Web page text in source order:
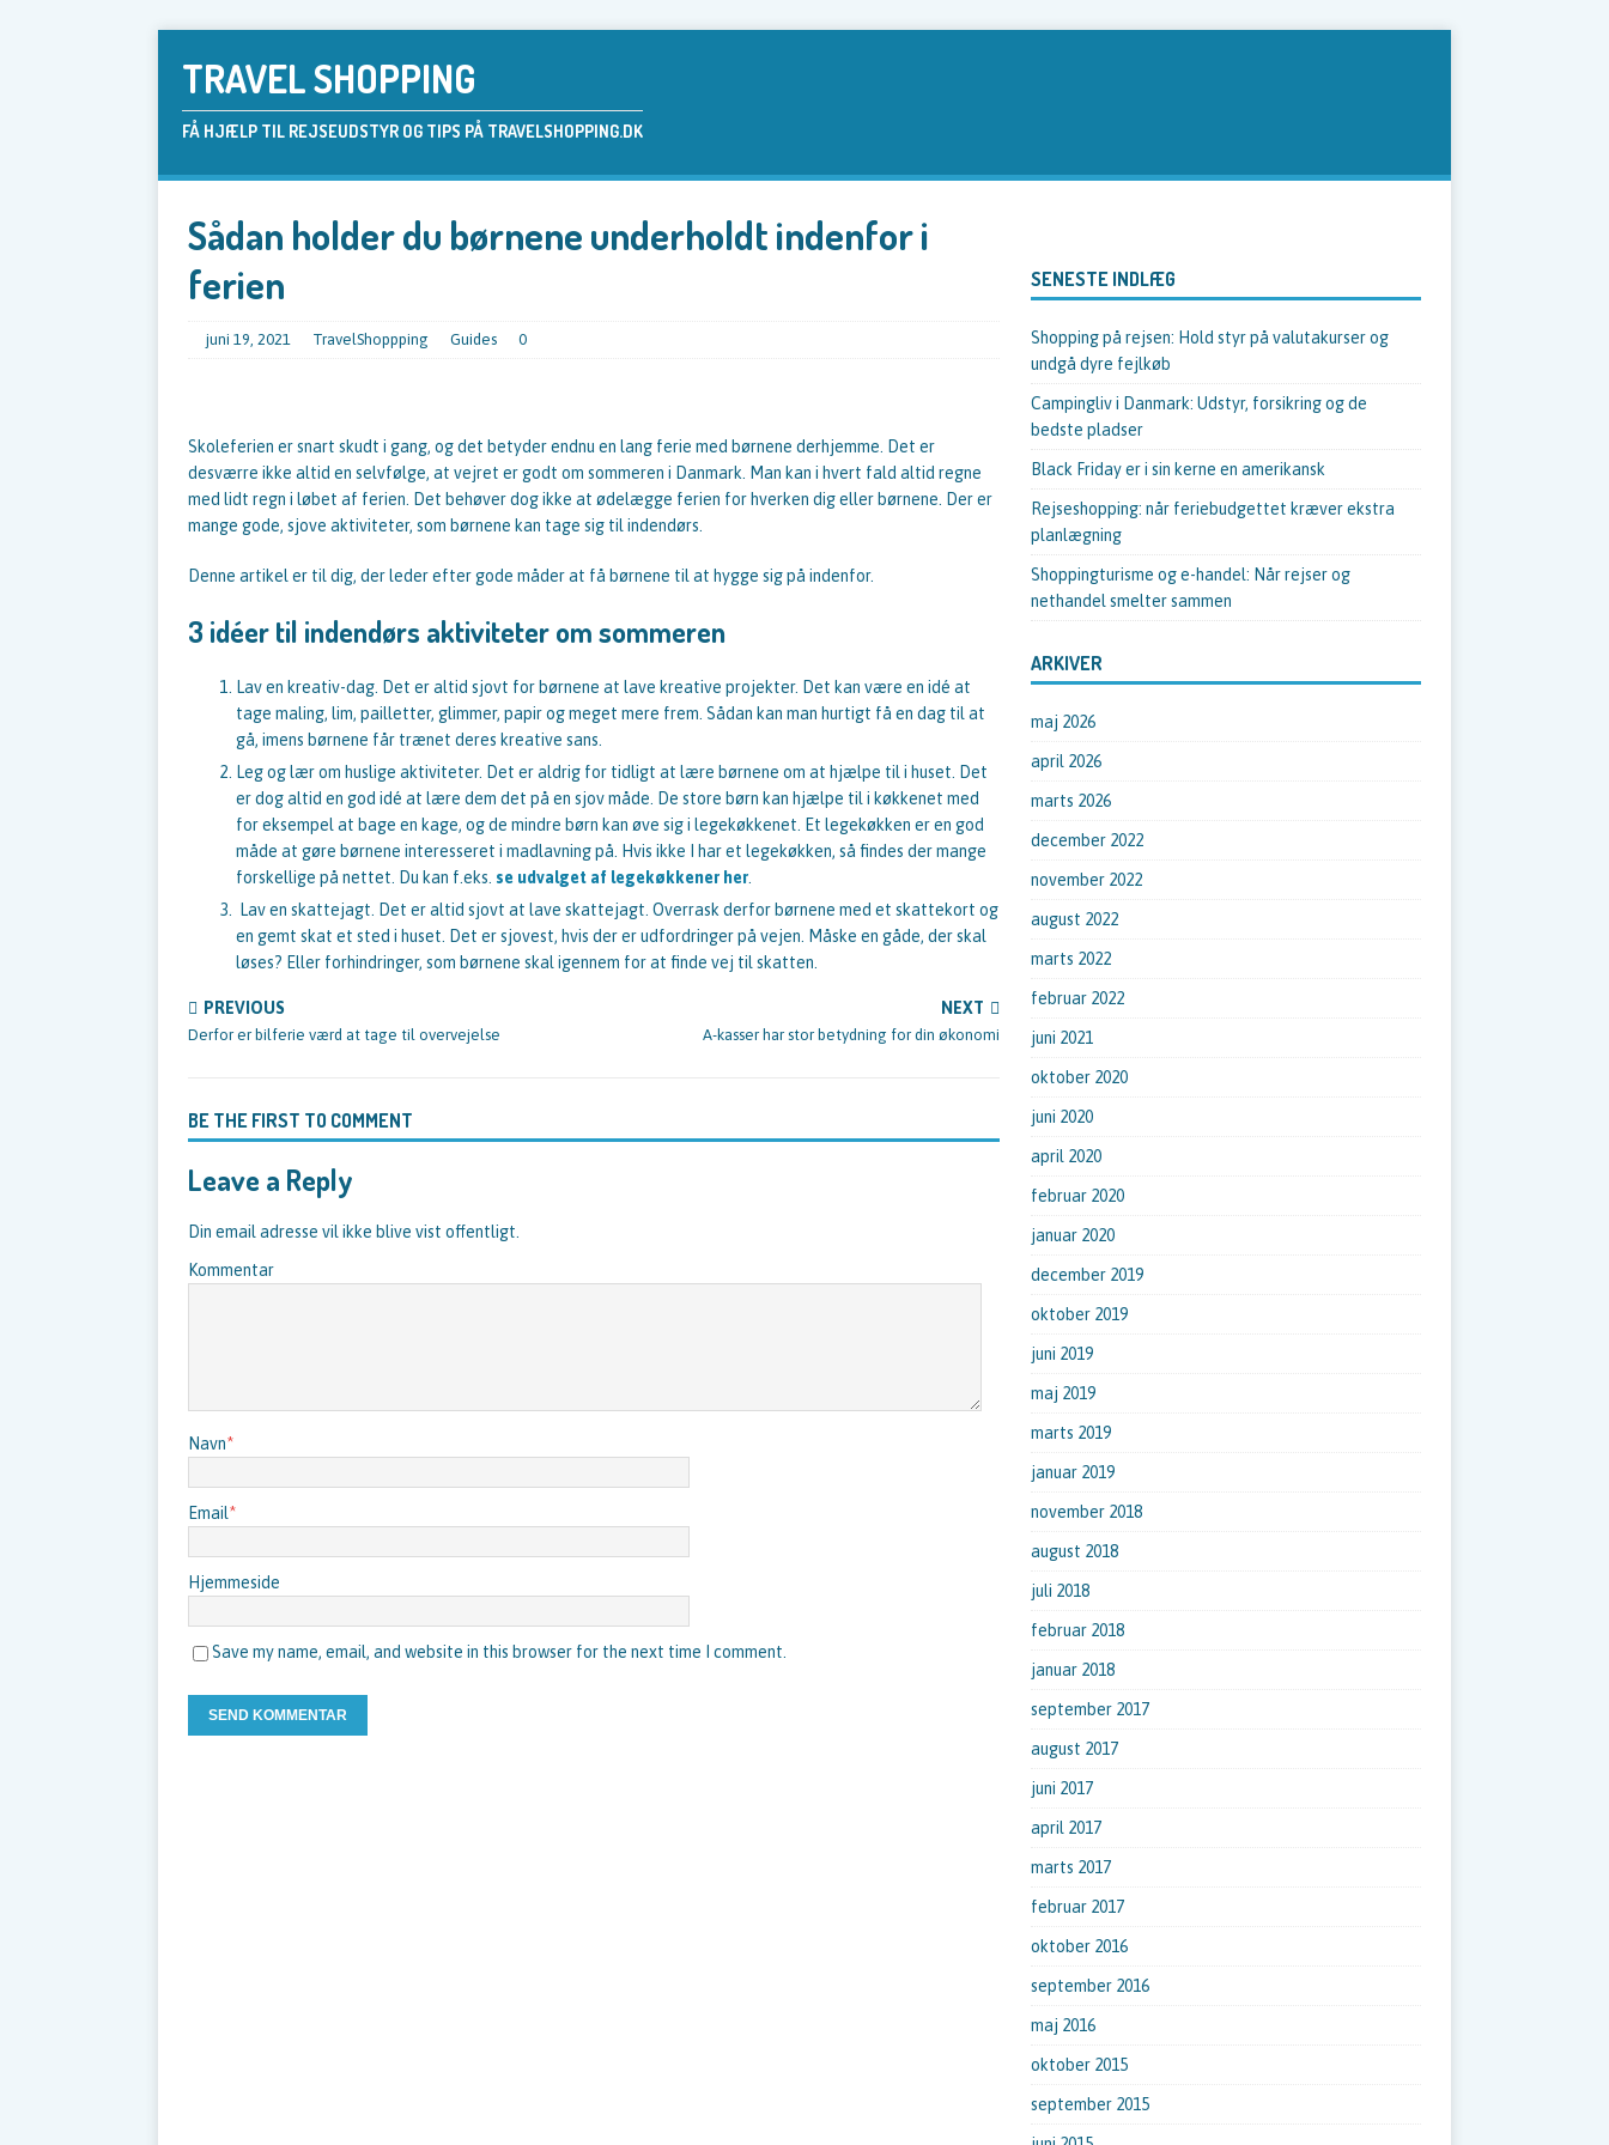
TRAVEL SHOPPING
FÅ HJÆLP TIL REJSEUDSTYR OG TIPS PÅ TRAVELSHOPPING.DK
Sådan holder du børnene underholdt indenfor i
ferien
juni 19, 2021 TravelShoppping Guides 0
Skoleferien er snart skudt i gang, og det betyder endnu en lang ferie med børnene derhjemme. Det er
desværre ikke altid en selvfølge, at vejret er godt om sommeren i Danmark. Man kan i hvert fald altid regne
med lidt regn i løbet af ferien. Det behøver dog ikke at ødelægge ferien for hverken dig eller børnene. Der er
mange gode, sjove aktiviteter, som børnene kan tage sig til indendørs.
Denne artikel er til dig, der leder efter gode måder at få børnene til at hygge sig på indenfor.
3 idéer til indendørs aktiviteter om sommeren
Lav en kreativ-dag. Det er altid sjovt for børnene at lave kreative projekter. Det kan være en idé at
tage maling, lim, pailletter, glimmer, papir og meget mere frem. Sådan kan man hurtigt få en dag til at
gå, imens børnene får trænet deres kreative sans.
Leg og lær om huslige aktiviteter. Det er aldrig for tidligt at lære børnene om at hjælpe til i huset. Det
er dog altid en god idé at lære dem det på en sjov måde. De store børn kan hjælpe til i køkkenet med
for eksempel at bage en kage, og de mindre børn kan øve sig i legekøkkenet. Et legekøkken er en god
måde at gøre børnene interesseret i madlavning på. Hvis ikke I har et legekøkken, så findes der mange
forskellige på nettet. Du kan f.eks. se udvalget af legekøkkener her
Lav en skattejagt. Det er altid sjovt at lave skattejagt. Overrask derfor børnene med et skattekort og
en gemt skat et sted i huset. Det er sjovest, hvis der er udfordringer på vejen. Måske en gåde, der skal
løses? Eller forhindringer, som børnene skal igennem for at finde vej til skatten.
PREVIOUS
Derfor er bilferie værd at tage til overvejelse
NEXT
A-kasser har stor betydning for din økonomi
BE THE FIRST TO COMMENT
Leave a Reply
Din email adresse vil ikke blive vist offentligt.
Kommentar
Navn*
Email*
Hjemmeside
Save my name, email, and website in this browser for the next time I comment.
SENESTE INDLÆG
Shopping på rejsen: Hold styr på valutakurser og
undgå dyre fejlkøb
Campingliv i Danmark: Udstyr, forsikring og de
bedste pladser
Black Friday er i sin kerne en amerikansk
Rejseshopping: når feriebudgettet kræver ekstra
planlægning
Shoppingturisme og e-handel: Når rejser og
nethandel smelter sammen
ARKIVER
maj 2026
april 2026
marts 2026
december 2022
november 2022
august 2022
marts 2022
februar 2022
juni 2021
oktober 2020
juni 2020
april 2020
februar 2020
januar 2020
december 2019
oktober 2019
juni 2019
maj 2019
marts 2019
januar 2019
november 2018
august 2018
juli 2018
februar 2018
januar 2018
september 2017
august 2017
juni 2017
april 2017
marts 2017
februar 2017
oktober 2016
september 2016
maj 2016
oktober 2015
september 2015